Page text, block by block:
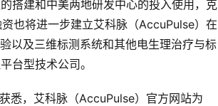
搭建和中美两地研发中心的投入使用，克
也将进一步建立艾科脉（AccuPulse）在
以及三维标测系统和其他电生理治疗与标
台型技术公司。
悉，艾科脉（AccuPulse）官方网站为